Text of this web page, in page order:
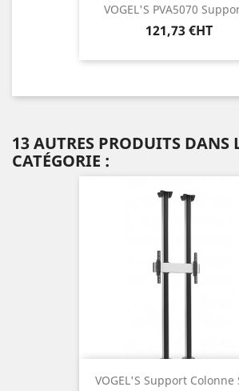
VOGEL'S PVA5070
Prix
121,73 €HT
13 AUTRES PRODUITS DANS
CATÉGORIE :
VOGEL'S Support Colonne